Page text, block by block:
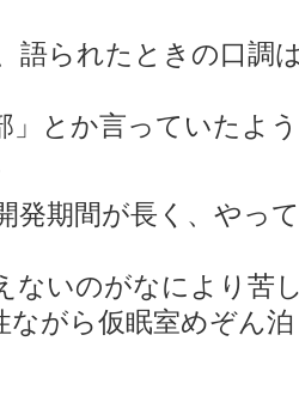
語られたときの口調
とか言っていたよ
期間が長く、やっ
ないのがなにより苦
がら仮眠室めぞん